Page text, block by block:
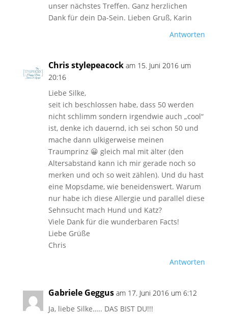
unser nächstes Treffen. Ganz herzlichen
Dank für dein Da-Sein. Lieben Gruß, Karin
Antworten
Chris stylepeacock am 15. Juni 2016 um
20:16
Liebe Silke,
seit ich beschlossen habe, dass 50 werden
nicht schlimm sondern irgendwie auch „cool“
ist, denke ich dauernd, ich sei schon 50 und
mache dann ulkigerweise meinen
Traumprinz 😀 gleich mal mit älter (den
Altersabstand kann ich mir gerade noch so
merken und och so weit zählen). Und du hast
eine Mopsdame, wie beneidenswert. Warum
nur habe ich diese Allergie und parallel diese
Sehnsucht mach Hund und Katz?
Viele Dank für die wunderbaren Facts!
Liebe Grüße
Chris
Antworten
Gabriele Geggus am 17. Juni 2016 um 6:12
Ja, liebe Silke….. DAS BIST DU!!!